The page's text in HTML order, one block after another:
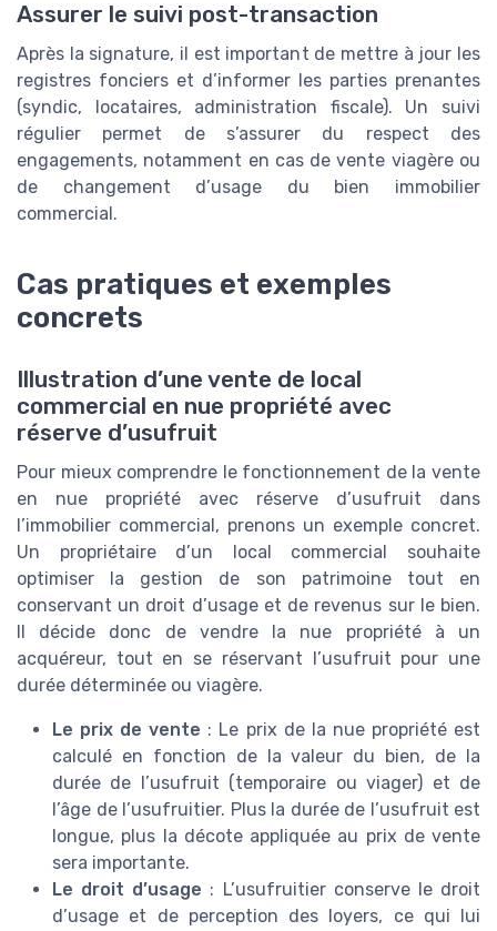
Assurer le suivi post-transaction
Après la signature, il est important de mettre à jour les
registres fonciers et d’informer les parties prenantes
(syndic, locataires, administration fiscale). Un suivi
régulier permet de s’assurer du respect des
engagements, notamment en cas de vente viagère ou
de changement d’usage du bien immobilier
commercial.
Cas pratiques et exemples
concrets
Illustration d’une vente de local
commercial en nue propriété avec
réserve d’usufruit
Pour mieux comprendre le fonctionnement de la vente
en nue propriété avec réserve d’usufruit dans
l’immobilier commercial, prenons un exemple concret.
Un propriétaire d’un local commercial souhaite
optimiser la gestion de son patrimoine tout en
conservant un droit d’usage et de revenus sur le bien.
Il décide donc de vendre la nue propriété à un
acquéreur, tout en se réservant l’usufruit pour une
durée déterminée ou viagère.
Le prix de vente : Le prix de la nue propriété est
calculé en fonction de la valeur du bien, de la
durée de l’usufruit (temporaire ou viager) et de
l’âge de l’usufruitier. Plus la durée de l’usufruit est
longue, plus la décote appliquée au prix de vente
sera importante.
Le droit d’usage : L’usufruitier conserve le droit
d’usage et de perception des loyers, ce qui lui